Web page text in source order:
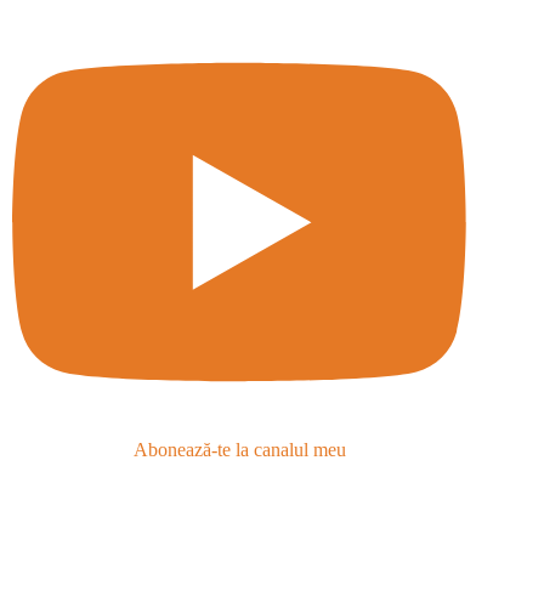
Abonează-te la canalul meu